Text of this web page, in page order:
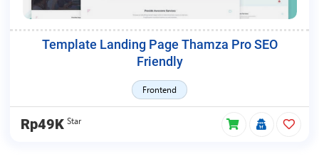
Template Landing Page Thamza Pro SEO
Friendly
Frontend
Rp49K Star